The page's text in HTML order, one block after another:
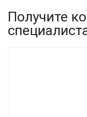
Получите